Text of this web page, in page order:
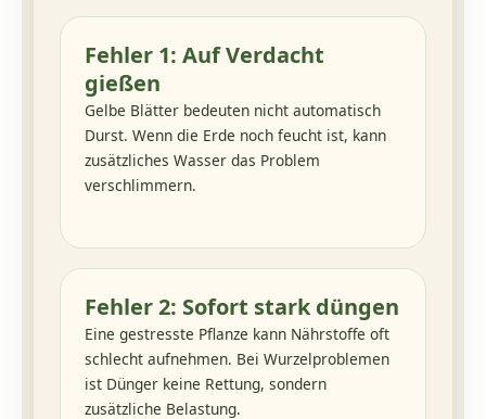
Fehler 1: Auf Verdacht
gießen
Gelbe Blätter bedeuten nicht automatisch
Durst. Wenn die Erde noch feucht ist, kann
zusätzliches Wasser das Problem
verschlimmern.
Fehler 2: Sofort stark düngen
Eine gestresste Pflanze kann Nährstoffe oft
schlecht aufnehmen. Bei Wurzelproblemen
ist Dünger keine Rettung, sondern
zusätzliche Belastung.